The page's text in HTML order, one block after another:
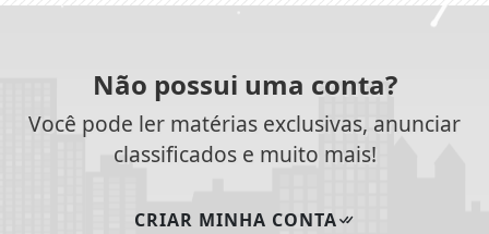
Não possui uma conta?
Você pode ler matérias exclusivas, anunciar
classificados e muito mais!
CRIAR MINHA CONTA